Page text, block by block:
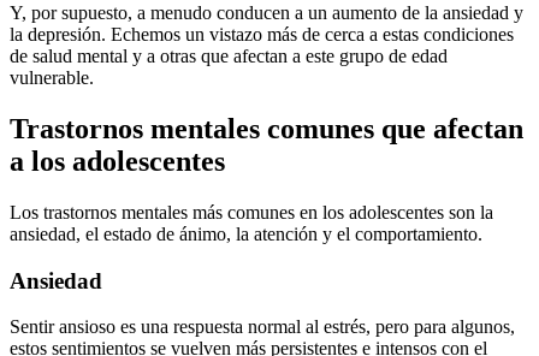
Y, por supuesto, a menudo conducen a un aumento de la ansiedad y
la depresión. Echemos un vistazo más de cerca a estas condiciones
de salud mental y a otras que afectan a este grupo de edad
vulnerable.
Trastornos mentales comunes que afectan
a los adolescentes
Los trastornos mentales más comunes en los adolescentes son la
ansiedad, el estado de ánimo, la atención y el comportamiento.
Ansiedad
Sentir ansioso es una respuesta normal al estrés, pero para algunos,
estos sentimientos se vuelven más persistentes e intensos con el